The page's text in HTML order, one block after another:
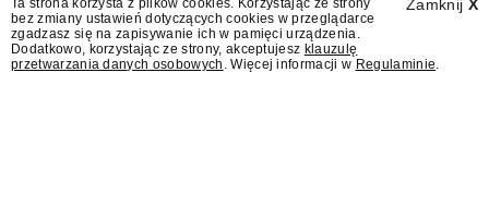
Zamknij X
Ta strona korzysta z plików cookies. Korzystając ze strony
bez zmiany ustawień dotyczących cookies w przeglądarce
zgadzasz się na zapisywanie ich w pamięci urządzenia.
Dodatkowo, korzystając ze strony, akceptujesz klauzulę
przetwarzania danych osobowych . Więcej informacji w Regulaminie.